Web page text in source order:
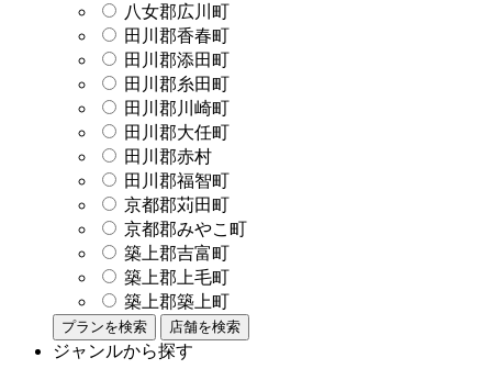
八女郡広川町
田川郡香春町
田川郡添田町
田川郡糸田町
田川郡川崎町
田川郡大任町
田川郡赤村
田川郡福智町
京都郡苅田町
京都郡みやこ町
築上郡吉富町
築上郡上毛町
築上郡築上町
プランを検索 店舗を検索
ジャンルから探す